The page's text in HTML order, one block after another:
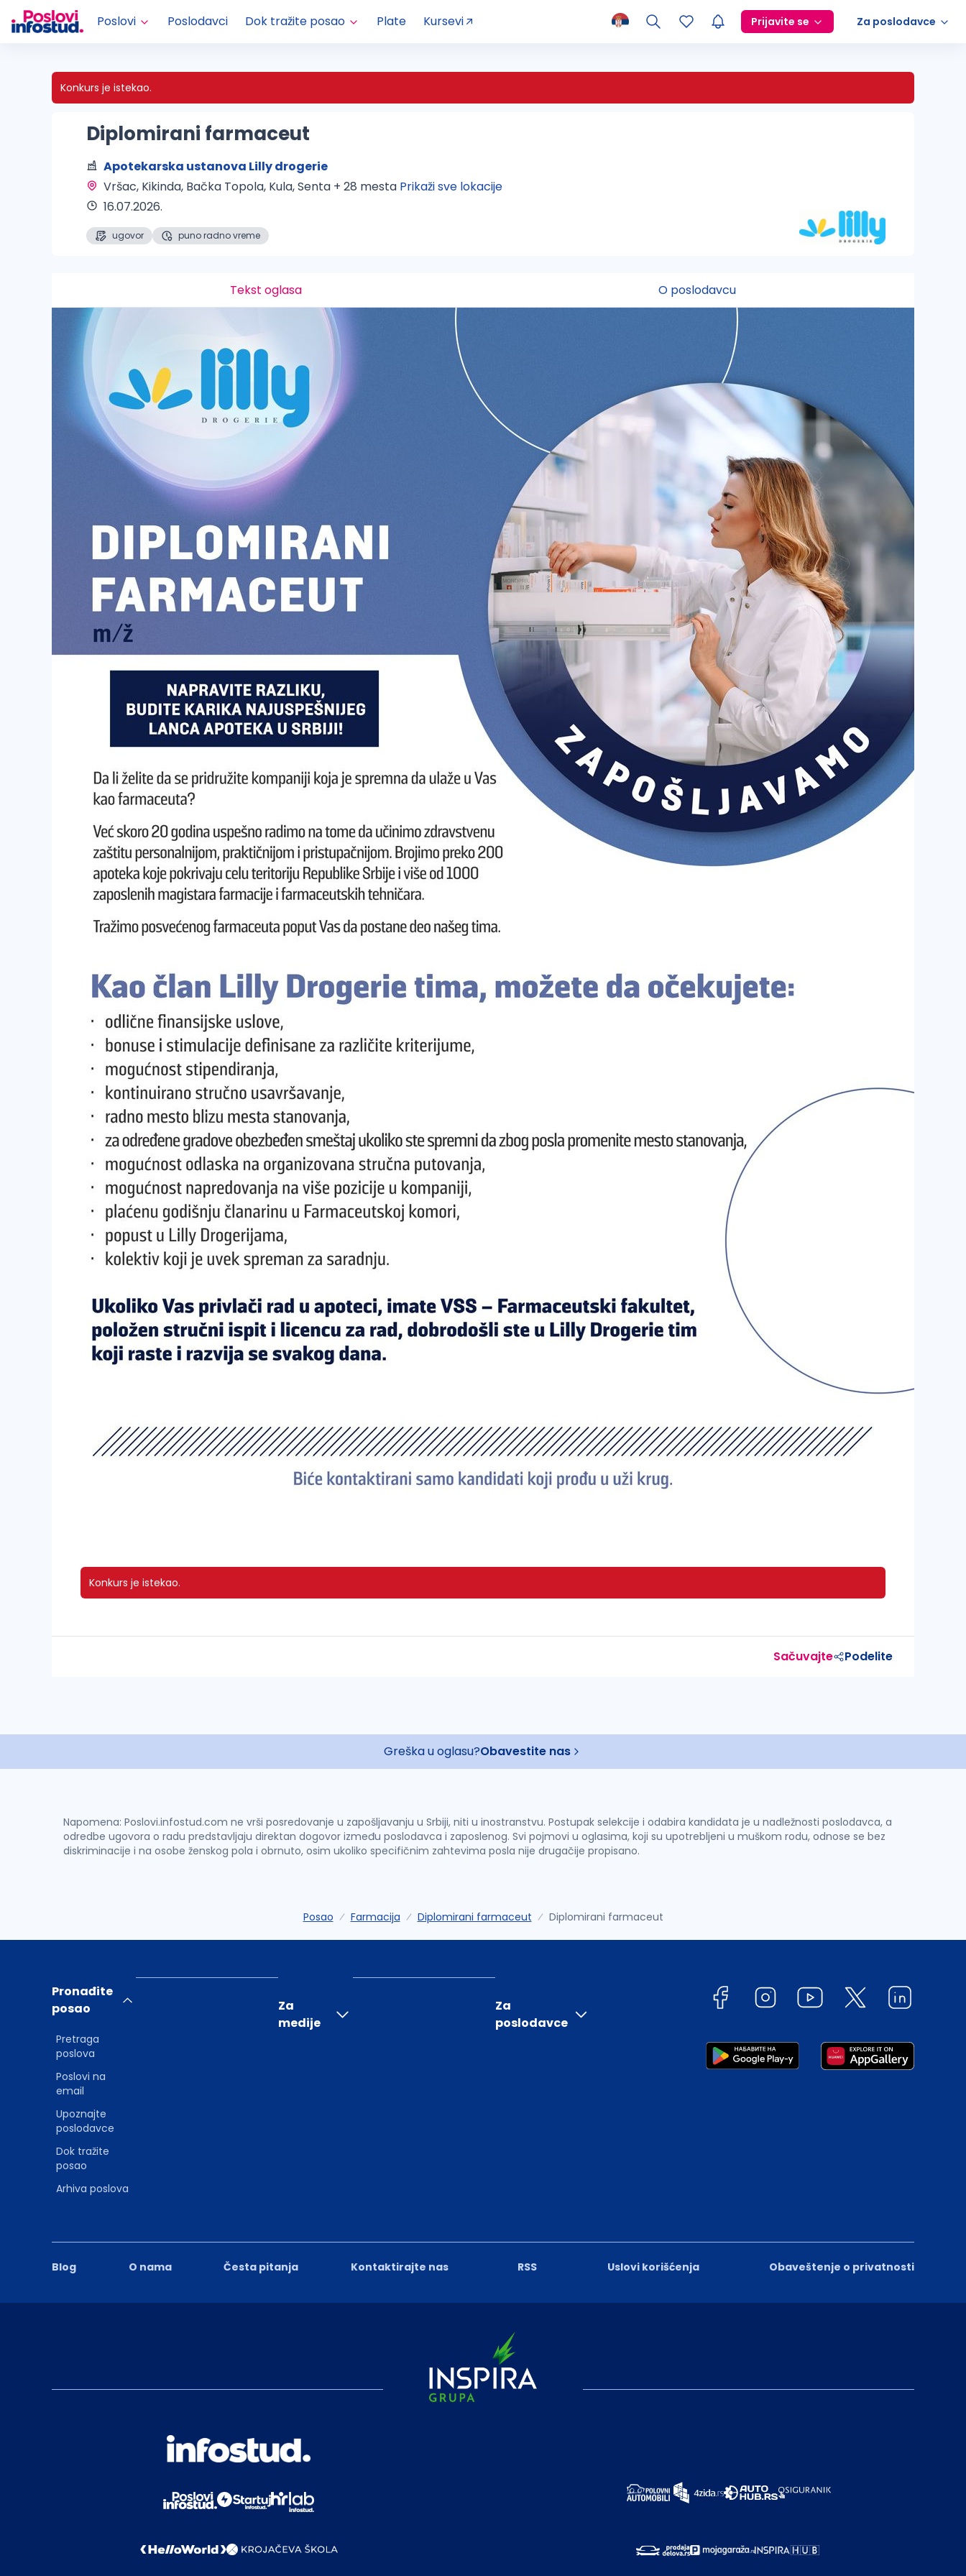
Poslovi Poslodavci Dok tražite posao Plate Kursevi Prijavite se Za poslodavce
Konkurs je istekao.
Diplomirani farmaceut
Apotekarska ustanova Lilly drogerie
Vršac, Kikinda, Bačka Topola, Kula, Senta + 28 mesta Prikaži sve lokacije
16.07.2026.
ugovor puno radno vreme
Tekst oglasa O poslodavcu
Konkurs je istekao.
Sačuvajte Podelite
Greška u oglasu?Obavestite nas
Napomena: Poslovi.infostud.com ne vrši posredovanje u zapošljavanju u Srbiji, niti u inostranstvu. Postupak selekcije i odabira kandidata je u nadležnosti poslodavca, a
odredbe ugovora o radu predstavljaju direktan dogovor između poslodavca i zaposlenog. Svi pojmovi u oglasima, koji su upotrebljeni u muškom rodu, odnose se bez
diskriminacije i na osobe ženskog pola i obrnuto, osim ukoliko specifičnim zahtevima posla nije drugačije propisano.
Posao Farmacija Diplomirani farmaceut Diplomirani farmaceut
Blog O nama Česta pitanja Kontaktirajte nas RSS Uslovi korišćenja Obaveštenje o privatnosti
Pronađite
posao
Pretraga
poslova
Poslovi na
email
Upoznajte
poslodavce
Dok tražite
posao
Arhiva poslova
Za
medije
Za
poslodavce